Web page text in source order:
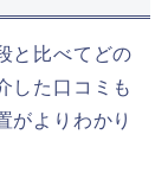
と比べてどの
した口コミも
がよりわかり